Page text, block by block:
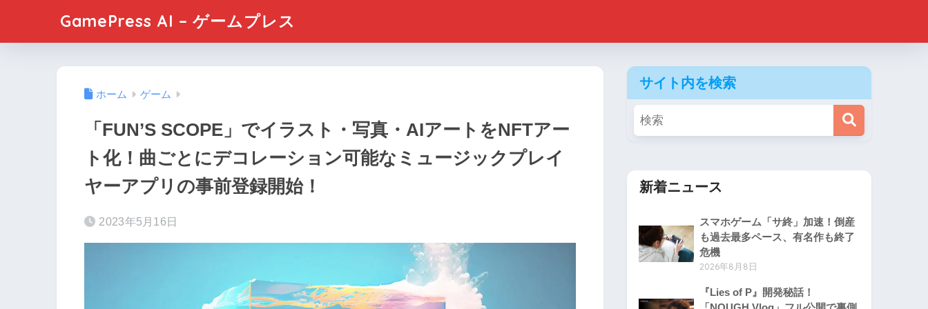
GamePress AI – ゲームプレス
ホーム ゲーム
「FUN’S SCOPE」でイラスト・写真・AIアートをNFTアー
ト化！曲ごとにデコレーション可能なミュージックプレイ
ヤーアプリの事前登録開始！
2023年5月16日
サイト内を検索
新着ニュース
スマホゲーム「サ終」加速！倒産
も過去最多ペース、有名作も終了
危機
2026年8月8日
『Lies of P』開発秘話！